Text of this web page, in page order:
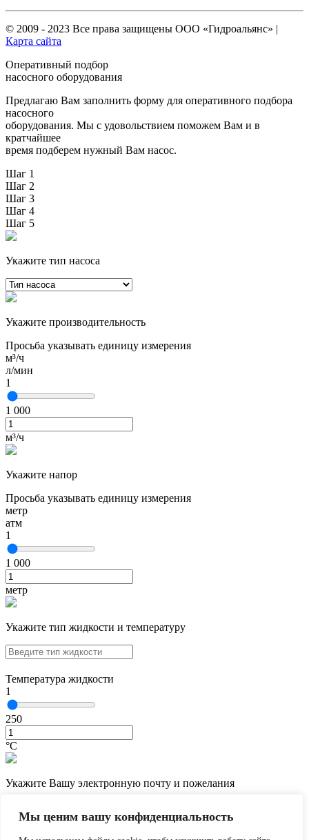
Мы ценим вашу конфиденциальность
© 2009 - 2023 Все права защищены ООО «Гидроальянс» |
Карта сайта
Оперативный подбор
насосного оборудования
Предлагаю Вам заполнить форму для оперативного подбора
насосного
оборудования. Мы с удовольствием поможем Вам и в
кратчайшее
время подберем нужный Вам насос.
Шаг 1
Шаг 2
Шаг 3
Шаг 4
Шаг 5
Укажите тип насоса
Укажите производительность
Просьба указывать единицу измерения
м³/ч
л/мин
1
1 000
м³/ч
Укажите напор
Просьба указывать единицу измерения
метр
атм
1
1 000
метр
Укажите тип жидкости и температуру
Температура жидкости
1
250
°С
Укажите Вашу электронную почту и пожелания